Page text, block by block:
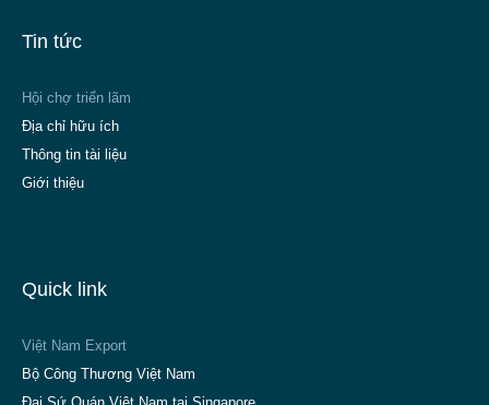
Tin tức
Hội chợ triển lãm
Địa chỉ hữu ích
Thông tin tài liệu
Giới thiệu
Quick link
Việt Nam Export
Bộ Công Thương Việt Nam